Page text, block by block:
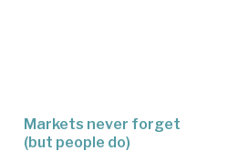
Markets never forget
(but people do)